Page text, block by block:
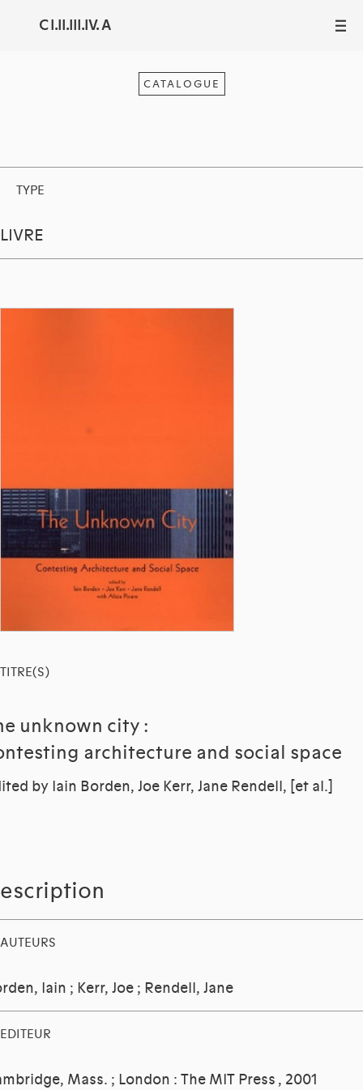
C I.II.III.IV. A III
CATALOGUE
TYPE
LIVRE
TITRE(S)
unknown city :
architecture and social space
by Iain Borden, Joe Kerr, Jane Rendell, [et al.]
AUTEURS
Iain ; Kerr, Joe ; Rendell, Jane
EDITEUR
Mass. ; London : The MIT Press , 2001